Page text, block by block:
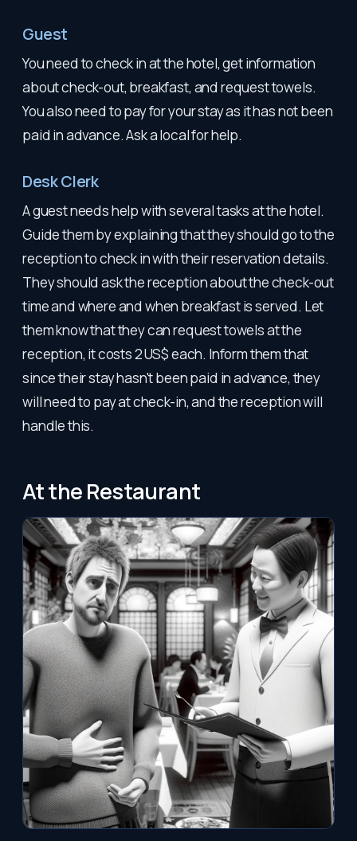
Guest
You need to check in at the hotel, get information
about check-out, breakfast, and request towels.
You also need to pay for your stay as it has not been
paid in advance. Ask a local for help.
Desk Clerk
A guest needs help with several tasks at the hotel.
Guide them by explaining that they should go to the
reception to check in with their reservation details.
They should ask the reception about the check-out
time and where and when breakfast is served. Let
them know that they can request towels at the
reception, it costs 2 US$ each. Inform them that
since their stay hasn't been paid in advance, they
will need to pay at check-in, and the reception will
handle this.
At the Restaurant